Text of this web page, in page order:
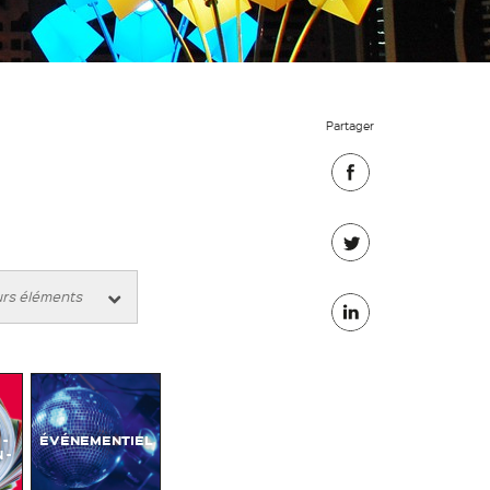
-
ÉVÉNEMENTIEL
Partager
sur
Facebook
sur
Twitter